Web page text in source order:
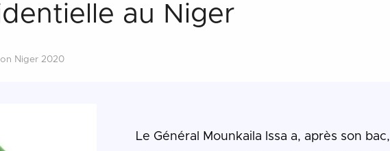
au Niger
Niger 2020
Le Général Mounkaila Issa a, après son bac,